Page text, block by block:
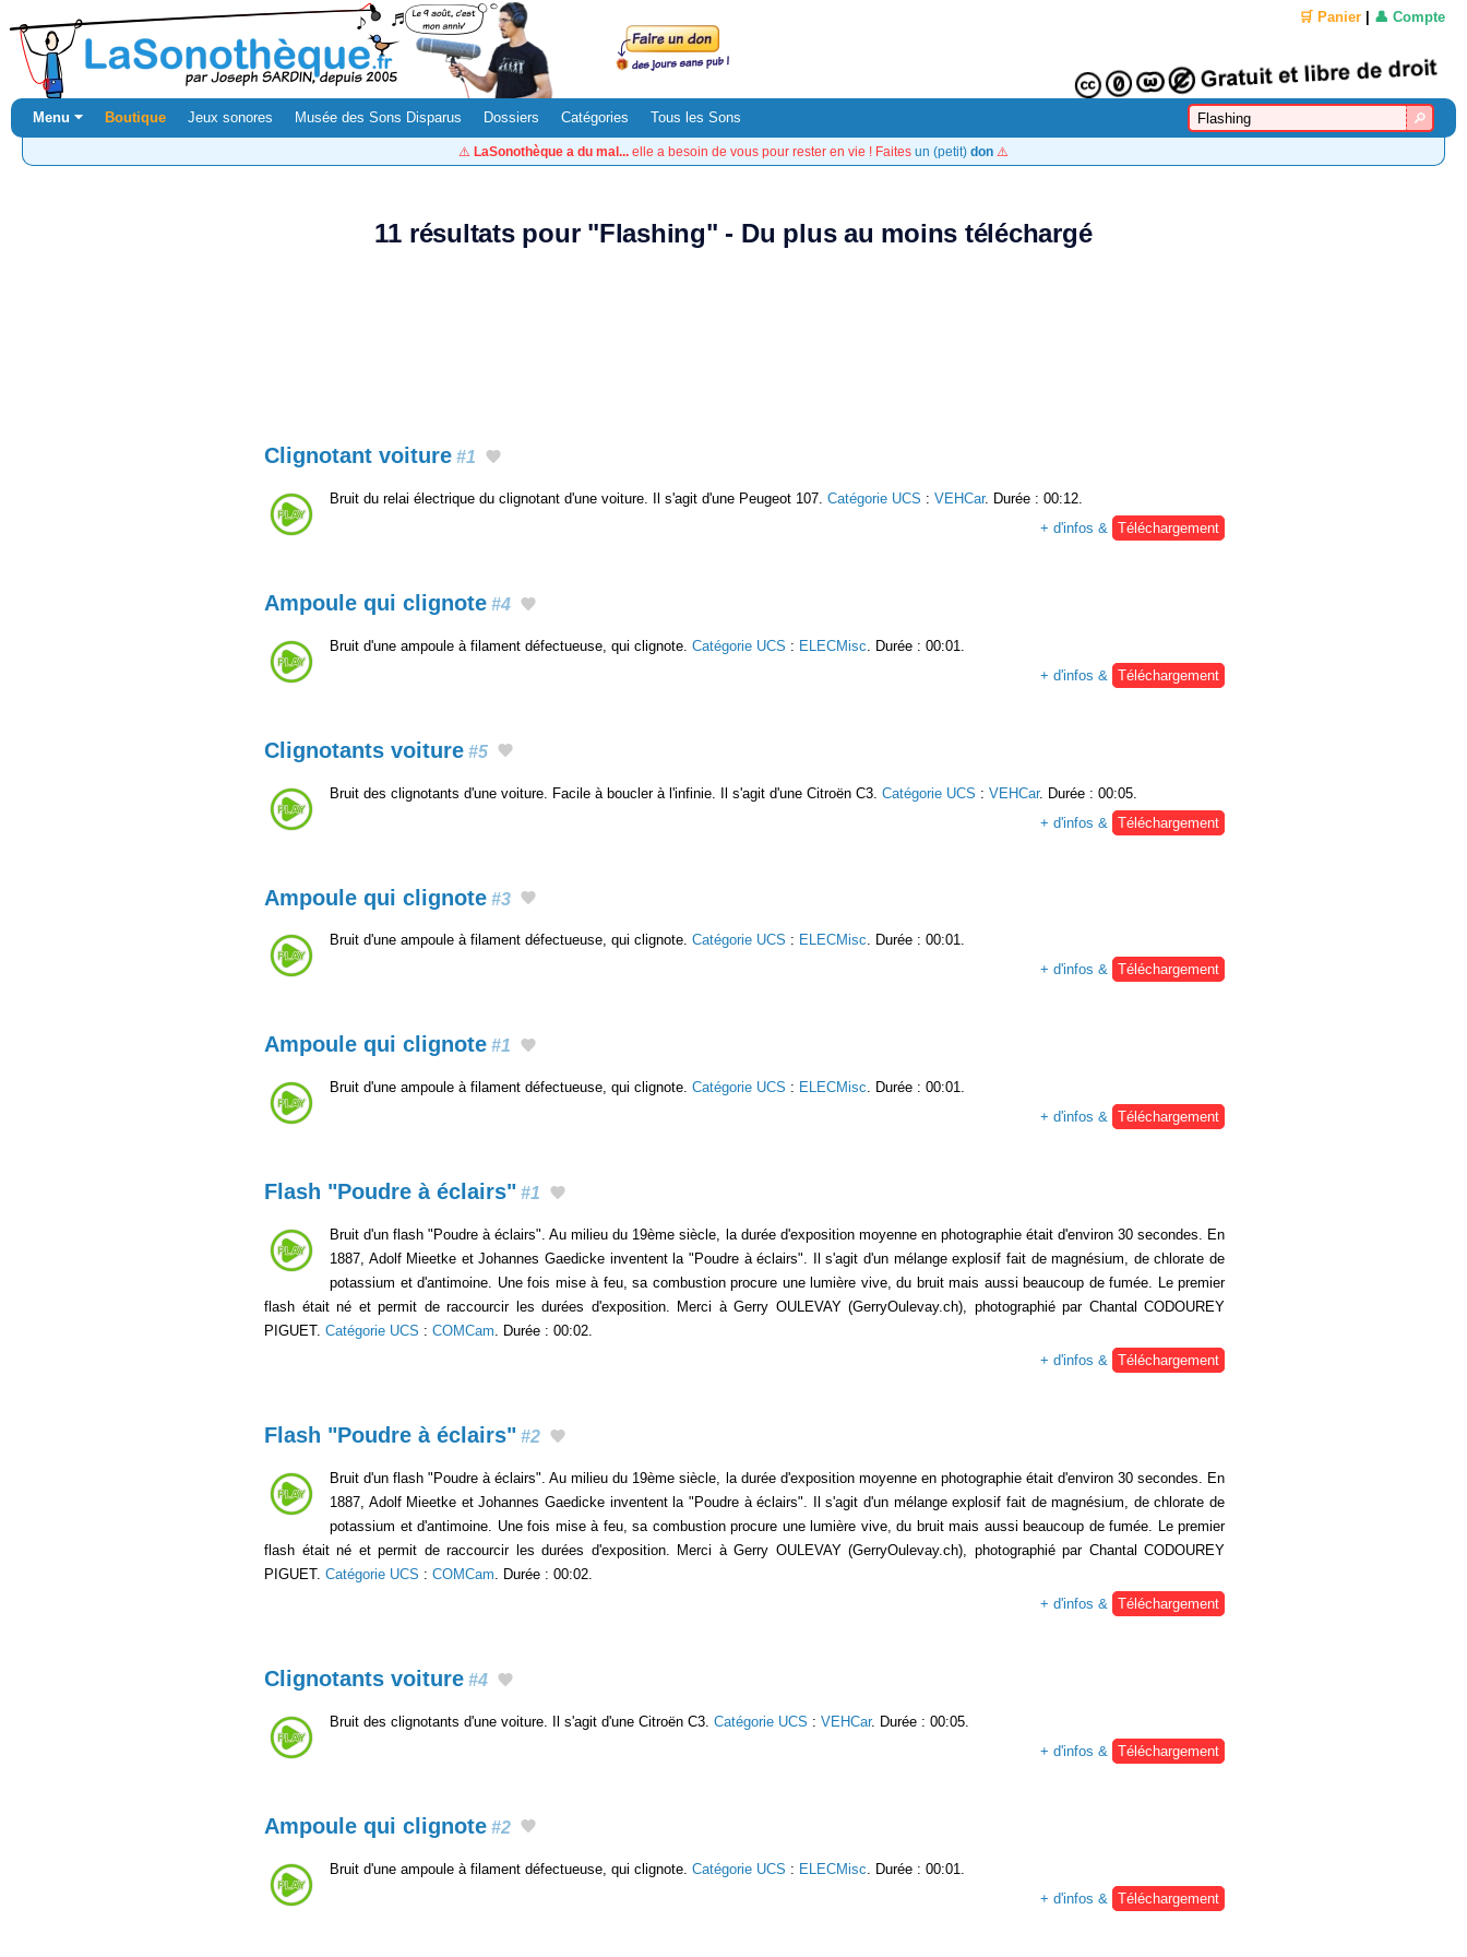
🛒 Panier 👤 Compte
Menu ⏷ Boutique Jeux sonores Musée des Sons Disparus Dossiers Catégories Tous les Sons
⚠️ LaSonothèque a du mal... elle a besoin de vous pour rester en vie ! Faites un (petit) don ⚠️
11 résultats pour "Flashing" - Du plus au moins téléchargé
Clignotant voiture #1
Bruit du relai électrique du clignotant d'une voiture. Il s'agit d'une Peugeot 107. Catégorie UCS : VEHCar. Durée : 00:12.
+ d'infos &
Téléchargement
Ampoule qui clignote #4
Bruit d'une ampoule à filament défectueuse, qui clignote. Catégorie UCS : ELECMisc . Durée : 00:01.
+ d'infos &
Téléchargement
Clignotants voiture #5
Bruit des clignotants d'une voiture. Facile à boucler à l'infinie. Il s'agit d'une Citroën C3. Catégorie UCS : VEHCar. Durée : 00:05.
+ d'infos &
Téléchargement
Ampoule qui clignote #3
Bruit d'une ampoule à filament défectueuse, qui clignote. Catégorie UCS : ELECMisc. Durée : 00:01.
+ d'infos & Téléchargement
Ampoule qui clignote #1
Bruit d'une ampoule à filament défectueuse, qui clignote. Catégorie UCS : ELECMisc. Durée : 00:01.
+ d'infos & Téléchargement
Flash "Poudre à éclairs" #1
Bruit d'un flash "Poudre à éclairs". Au milieu du 19ème siècle, la durée d'exposition moyenne en photographie était d'environ 30 secondes. En
1887, Adolf Mieetke et Johannes Gaedicke inventent la "Poudre à éclairs". Il s'agit d'un mélange explosif fait de magnésium, de chlorate de
potassium et d'antimoine. Une fois mise à feu, sa combustion procure une lumière vive, du bruit mais aussi beaucoup de fumée. Le premier
flash était né et permit de raccourcir les durées d'exposition. Merci à Gerry OULEVAY (GerryOulevay.ch), photographié par Chantal CODOUREY
PIGUET. Catégorie UCS : COMCam. Durée : 00:02.
+ d'infos & Téléchargement
Flash "Poudre à éclairs" #2
Bruit d'un flash "Poudre à éclairs". Au milieu du 19ème siècle, la durée d'exposition moyenne en photographie était d'environ 30 secondes. En
1887, Adolf Mieetke et Johannes Gaedicke inventent la "Poudre à éclairs". Il s'agit d'un mélange explosif fait de magnésium, de chlorate de
potassium et d'antimoine. Une fois mise à feu, sa combustion procure une lumière vive, du bruit mais aussi beaucoup de fumée. Le premier
flash était né et permit de raccourcir les durées d'exposition. Merci à Gerry OULEVAY (GerryOulevay.ch), photographié par Chantal CODOUREY
PIGUET. Catégorie UCS : COMCam . Durée : 00:02.
+ d'infos &
Téléchargement
Clignotants voiture #4
Bruit des clignotants d'une voiture. Il s'agit d'une Citroën C3. Catégorie UCS : VEHCar. Durée : 00:05.
+ d'infos &
Téléchargement
Ampoule qui clignote #2
Bruit d'une ampoule à filament défectueuse, qui clignote. Catégorie UCS : ELECMisc . Durée : 00:01.
+ d'infos &
Téléchargement